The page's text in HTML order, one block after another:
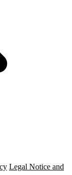
Legal Notice and